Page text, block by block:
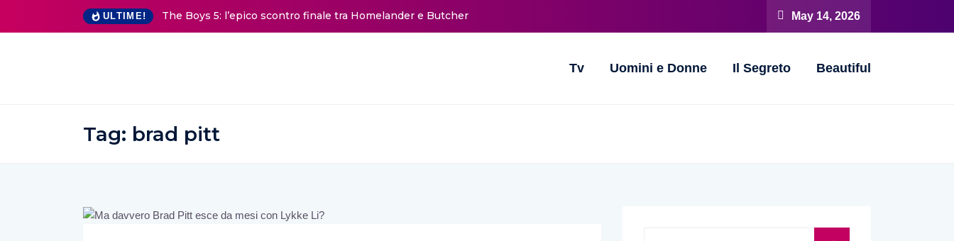
ULTIME! The Boys 5: l’epico scontro finale tra Homelander e Butcher May 14, 2026
Tv Uomini e Donne Il Segreto Beautiful
Tag: brad pitt